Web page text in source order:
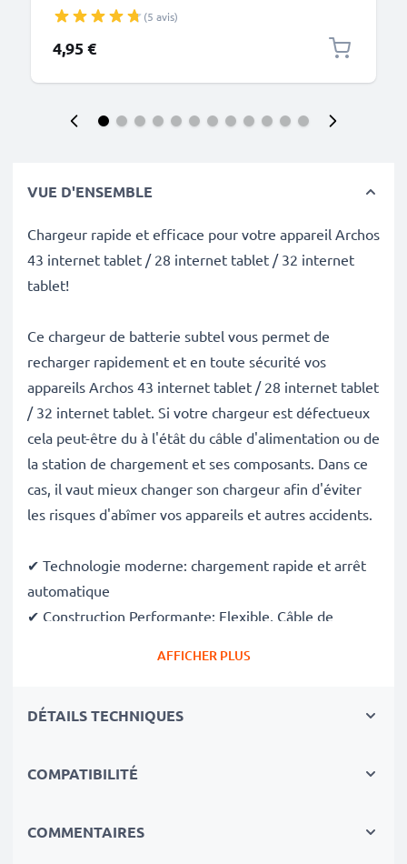
PVC noir
(5 avis)
4,95 €
VUE D'ENSEMBLE
Chargeur rapide et efficace pour votre appareil Archos
43 internet tablet / 28 internet tablet / 32 internet
tablet!
Ce chargeur de batterie subtel vous permet de
recharger rapidement et en toute sécurité vos
appareils Archos 43 internet tablet / 28 internet tablet
/ 32 internet tablet. Si votre chargeur est défectueux
cela peut-être du à l'étât du câble d'alimentation ou de
la station de chargement et ses composants. Dans ce
cas, il vaut mieux changer son chargeur afin d'éviter
les risques d'abîmer vos appareils et autres accidents.
✔ Technologie moderne: chargement rapide et arrêt
automatique
✔ Construction Performante: Flexible, Câble de
✔ Adaptable et Pratique: optimal pour enmener vos
✔ Tension d'entrée flexible 100V - 250V
AFFICHER PLUS
DÉTAILS TECHNIQUES
COMPATIBILITÉ
COMMENTAIRES